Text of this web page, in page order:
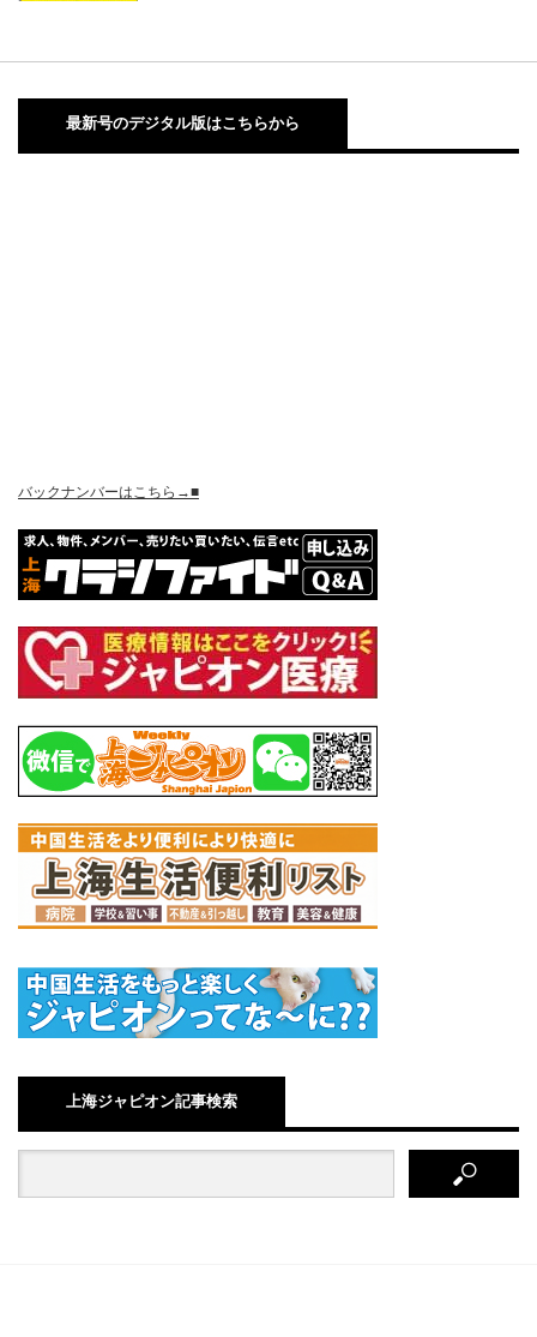
最新号のデジタル版はこちらから
バックナンバーはこちら→■
上海ジャピオン記事検索